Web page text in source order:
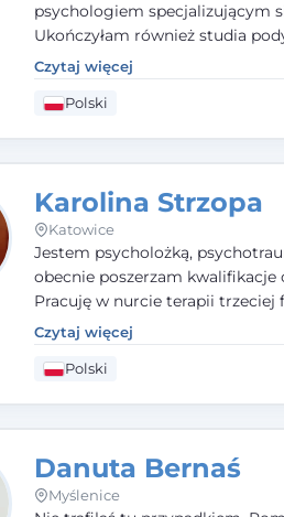
psychologiem specjalizującym
Ukończyłam również studia
Diagnozy Psychologicznej.
działalności Polskiego
Polskiego Towarzystwa
Czytaj więcej
Polski
Karolina Strzopa
Katowice
Jestem psycholożką,
obecnie poszerzam kwalifikacje
Pracuję w nurcie terapii trzeciej
potwierdzonej skuteczności.
dorosłym i parom w radzeniu
doświadczeniami tak, by mogli
Czytaj więcej
Polski
Danuta Bernaś
Myślenice